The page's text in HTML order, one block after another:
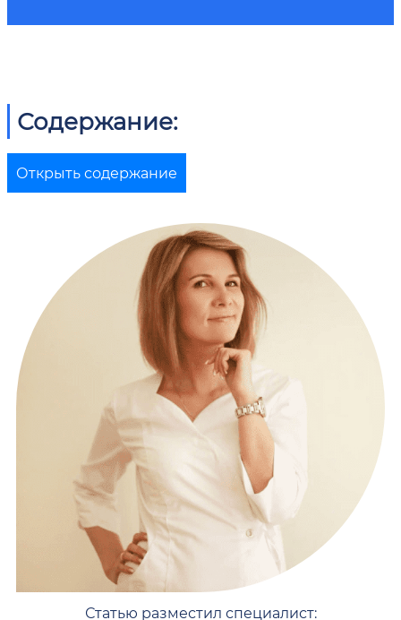
Содержание:
Открыть содержание
Статью разместил специалист: